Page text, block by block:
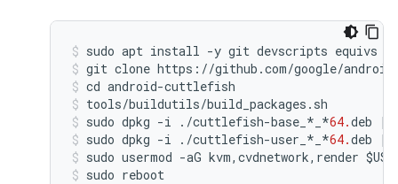
sudo apt install -y git devscripts equivs
git clone https : //github .com/google/android
cd android-cuttlefish
tools/buildutils/build_packages . sh
sudo dpkg -i ./cuttlefish-base_ * *64.deb
||
sudo dpkg -i ./cuttlefish-user_ * *64.deb
||
sudo usermod -aG kvm, cvdnetwork, render $
sudo reboot